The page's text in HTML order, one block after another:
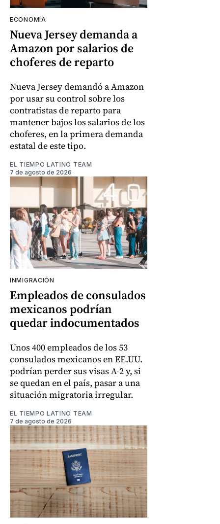
ECONOMÍA
Nueva Jersey demanda a
Amazon por salarios de
choferes de reparto
Nueva Jersey demandó a Amazon
por usar su control sobre los
contratistas de reparto para
mantener bajos los salarios de los
choferes, en la primera demanda
estatal de este tipo.
EL TIEMPO LATINO TEAM
7 de agosto de 2026
INMIGRACIÓN
Empleados de consulados
mexicanos podrían
quedar indocumentados
Unos 400 empleados de los 53
consulados mexicanos en EE.UU.
podrían perder sus visas A-2 y, si
se quedan en el país, pasar a una
situación migratoria irregular.
EL TIEMPO LATINO TEAM
7 de agosto de 2026